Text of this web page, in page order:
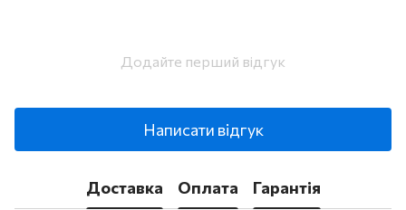
Додайте перший відгук
Написати відгук
Доставка Оплата Гарантія